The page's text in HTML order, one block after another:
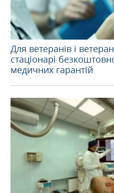
Для ветеранів і
стаціонарі
медичних гарантій